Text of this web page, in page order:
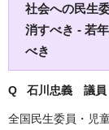
社会への民生
消すべき - 若
べき
Q 石川忠義 議員
全国民生委員・児